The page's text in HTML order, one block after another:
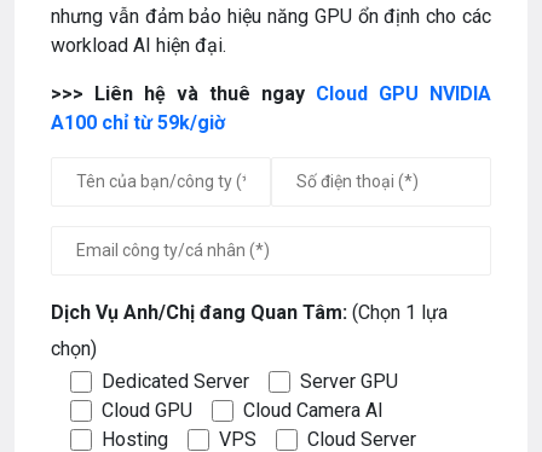
nhưng vẫn đảm bảo hiệu năng GPU ổn định cho các
workload AI hiện đại.
>>> Liên hệ và thuê ngay Cloud GPU NVIDIA
A100 chỉ từ 59k/giờ
Dịch Vụ Anh/Chị đang Quan Tâm: (Chọn 1 lựa
chọn)
Dedicated Server
Server GPU
Cloud GPU
Cloud Camera AI
Hosting
VPS
Cloud Server